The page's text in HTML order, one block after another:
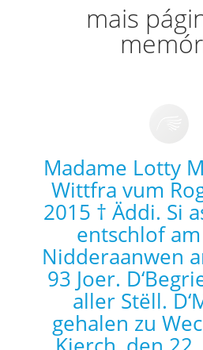
mais
Madame Lotty
Wittfra vum
2015 † Äddi. Si
entschlof am
Nidderaanwen
93 Joer.
aller Stëll.
gehalen zu